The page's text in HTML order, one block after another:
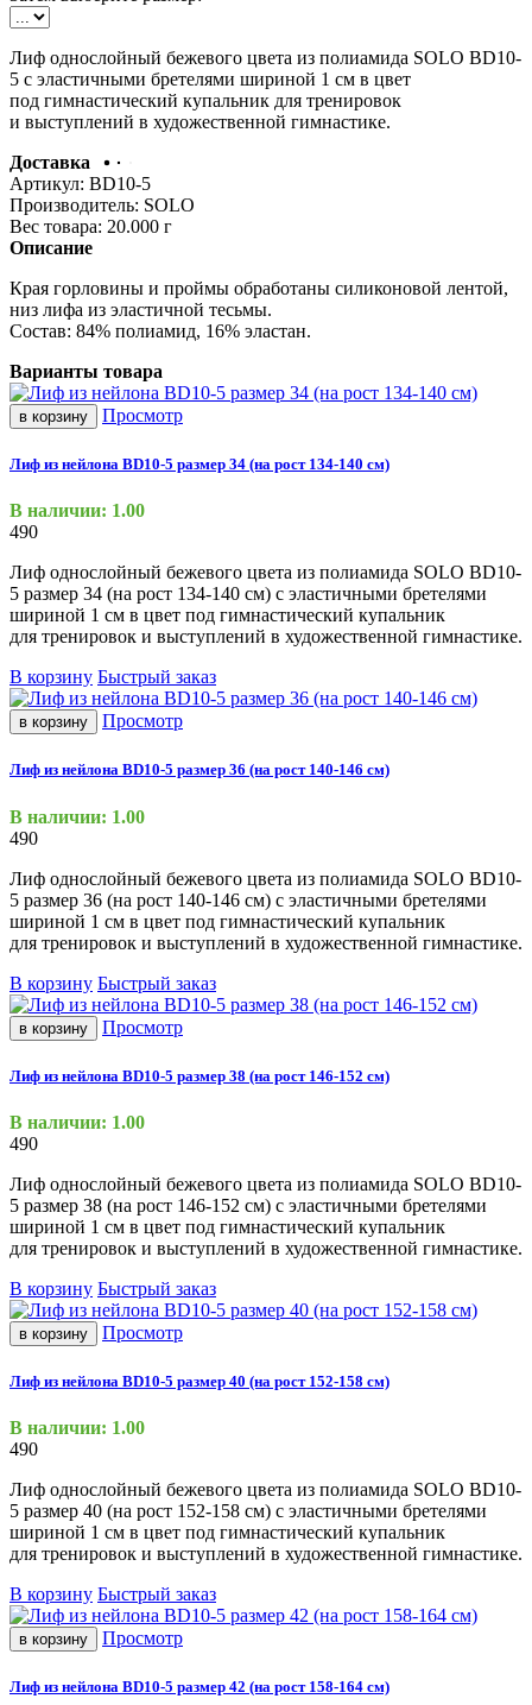
Лиф однослойный бежевого цвета из полиамида SOLO BD10-
5 с эластичными бретелями шириной 1 см в цвет
под гимнастический купальник для тренировок
и выступлений в художественной гимнастике.
Доставка
Артикул: BD10-5
Производитель: SOLO
Вес товара: 20.000 г
Описание
Края горловины и проймы обработаны силиконовой лентой,
низ лифа из эластичной тесьмы.
Состав: 84% полиамид, 16% эластан.
Варианты товара
в корзину Просмотр
Лиф из нейлона BD10-5 размер 34 (на рост 134-140 см)
В наличии: 1.00
490
Лиф однослойный бежевого цвета из полиамида SOLO BD10-
5 размер 34 (на рост 134-140 см) с эластичными бретелями
шириной 1 см в цвет под гимнастический купальник
для тренировок и выступлений в художественной гимнастике.
В корзину Быстрый заказ
в корзину Просмотр
Лиф из нейлона BD10-5 размер 36 (на рост 140-146 см)
В наличии: 1.00
490
Лиф однослойный бежевого цвета из полиамида SOLO BD10-
5 размер 36 (на рост 140-146 см) с эластичными бретелями
шириной 1 см в цвет под гимнастический купальник
для тренировок и выступлений в художественной гимнастике.
В корзину Быстрый заказ
в корзину Просмотр
Лиф из нейлона BD10-5 размер 38 (на рост 146-152 см)
В наличии: 1.00
490
Лиф однослойный бежевого цвета из полиамида SOLO BD10-
5 размер 38 (на рост 146-152 см) с эластичными бретелями
шириной 1 см в цвет под гимнастический купальник
для тренировок и выступлений в художественной гимнастике.
В корзину Быстрый заказ
в корзину Просмотр
Лиф из нейлона BD10-5 размер 40 (на рост 152-158 см)
В наличии: 1.00
490
Лиф однослойный бежевого цвета из полиамида SOLO BD10-
5 размер 40 (на рост 152-158 см) с эластичными бретелями
шириной 1 см в цвет под гимнастический купальник
для тренировок и выступлений в художественной гимнастике.
В корзину Быстрый заказ
в корзину Просмотр
Лиф из нейлона BD10-5 размер 42 (на рост 158-164 см)